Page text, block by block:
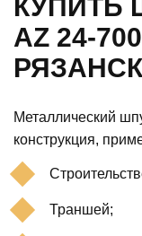
КУПИТЬ
AZ 24-
Металлический
конструкция,
Траншей;